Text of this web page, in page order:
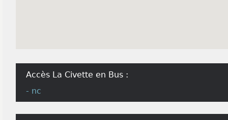
Accès La Civette en Bus :
- nc